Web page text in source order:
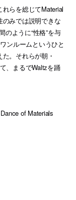
らを総じてMaterial
のみでは説明できな
のように“性格”を与
ンルームというひと
。それらが朝・
、まるでWaltzを踊
of Materials